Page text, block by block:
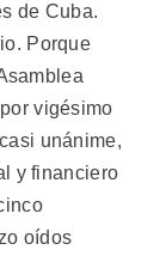
de Cuba.
Porque
vigésimo
unánime,
y financiero
oídos